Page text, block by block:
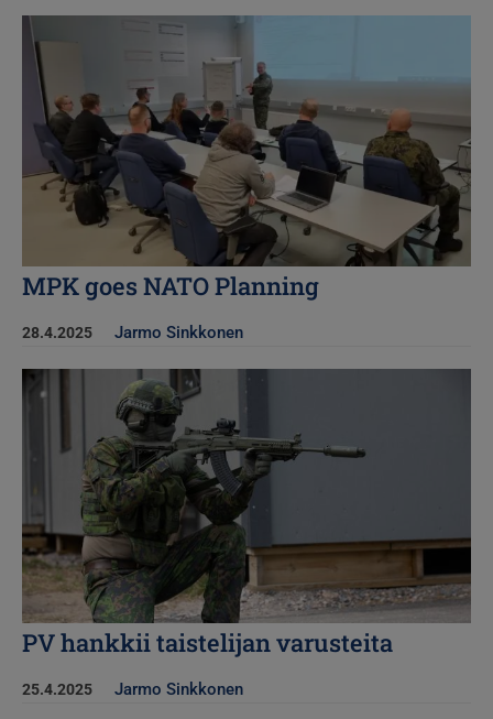
Kuva
MPK goes NATO Planning
28.4.2025 Jarmo Sinkkonen
Kuva
PV hankkii taistelijan varusteita
25.4.2025 Jarmo Sinkkonen